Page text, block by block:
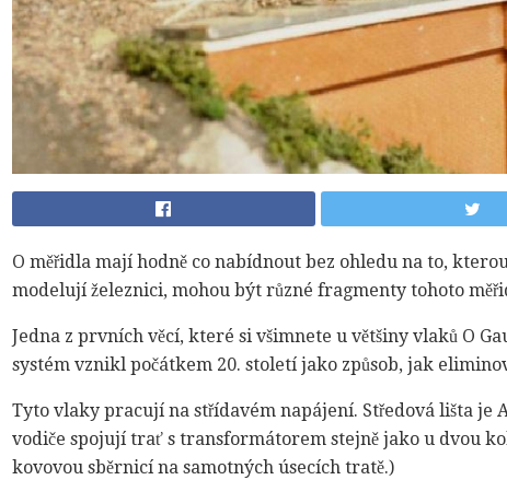
O měřidla mají hodně co nabídnout bez ohledu na to,
modelují železnici, mohou být různé fragmenty tohoto
Jedna z prvních věcí, které si všimnete u většiny vlaků O
systém vznikl počátkem 20. století jako způsob, jak
Tyto vlaky pracují na střídavém napájení. Středová lišta je
vodiče spojují trať s transformátorem stejně jako u dvou
kovovou sběrnicí na samotných úsecích tratě.)